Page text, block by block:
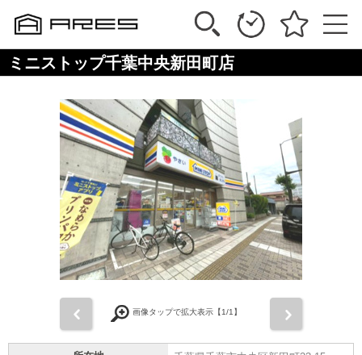
ミニストップ千葉中央新田町店
画像タップで拡大表示【1/1】